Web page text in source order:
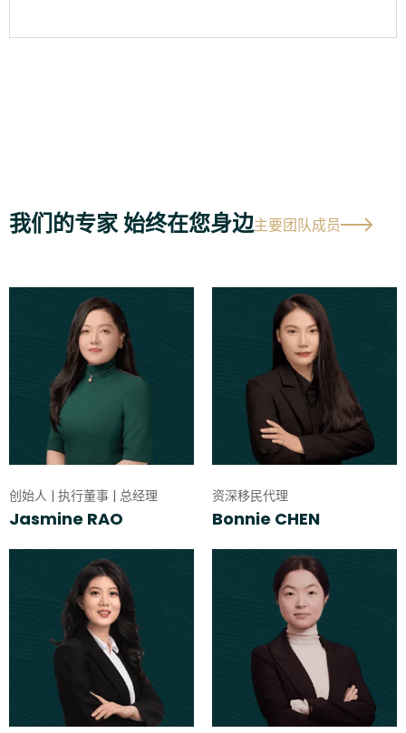
我们的专家 始终在您身边主要团队成员
创始人 | 执行董事 | 总经理
Jasmine RAO
资深移民代理
Bonnie CHEN